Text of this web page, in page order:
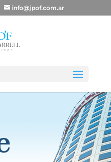
info@jpof.com.ar